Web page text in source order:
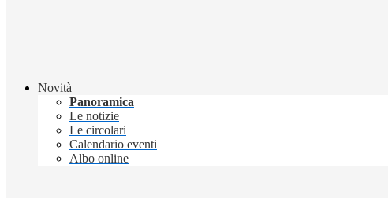
Novità
Panoramica
Le notizie
Le circolari
Calendario eventi
Albo online